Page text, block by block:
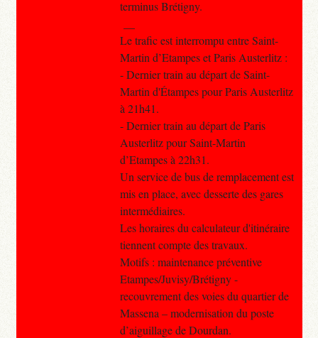
terminus Brétigny.
Le trafic est interrompu entre Saint-
Martin d’Etampes et Paris Austerlitz :
- Dernier train au départ de Saint-
Martin d'Étampes pour Paris Austerlitz
à 21h41.
- Dernier train au départ de Paris
Austerlitz pour Saint-Martin
d’Etampes à 22h31.
Un service de bus de remplacement est
mis en place, avec desserte des gares
intermédiaires.
Les horaires du calculateur d'itinéraire
tiennent compte des travaux.
Motifs : maintenance préventive
Etampes/Juvisy/Brétigny -
recouvrement des voies du quartier de
Massena – modernisation du poste
d’aiguillage de Dourdan.